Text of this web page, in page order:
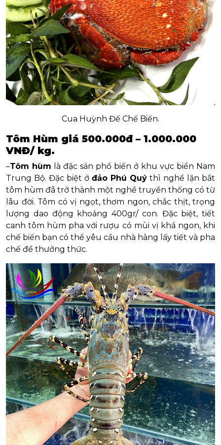
Cua Huỳnh Đế Chế Biến.
Tôm Hùm giá 500.000đ – 1.000.000
VNĐ/ kg.
–Tôm hùm là đặc sản phổ biến ở khu vực biển Nam
Trung Bộ. Đặc biệt ở đảo Phú Quý thì nghề lặn bắt
tôm hùm đã trở thành một nghề truyền thống có từ
lâu đời. Tôm có vị ngọt, thơm ngon, chắc thịt, trọng
lượng dao động khoảng 400gr/ con. Đặc biệt, tiết
canh tôm hùm pha với rượu có mùi vị khá ngon, khi
chế biến bạn có thể yêu cầu nhà hàng lấy tiết và pha
chế để thưởng thức.